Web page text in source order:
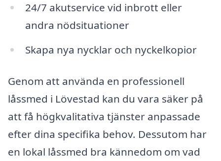
24/7 akutservice vid inbrott eller
andra nödsituationer
Skapa nya nycklar och nyckelkopior
Genom att använda en professionell
låssmed i Lövestad kan du vara säker på
att få högkvalitativa tjänster anpassade
efter dina specifika behov. Dessutom har
en lokal låssmed bra kännedom om vad